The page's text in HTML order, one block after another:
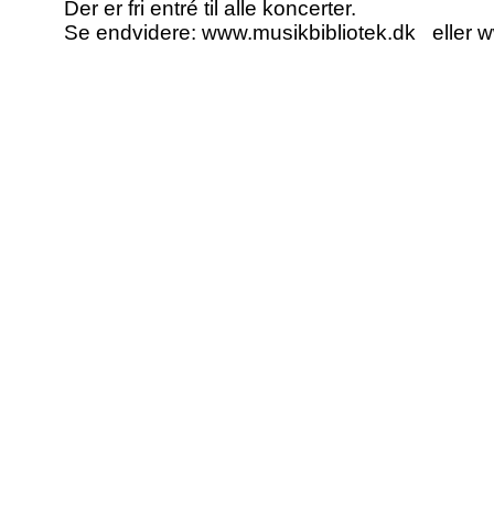
Der er fri entré til alle koncerter.
Se endvidere: www.musikbibliotek.dk eller